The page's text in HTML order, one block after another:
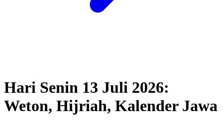
Hari Senin 13 Juli 2026:
Weton, Hijriah, Kalender Jawa